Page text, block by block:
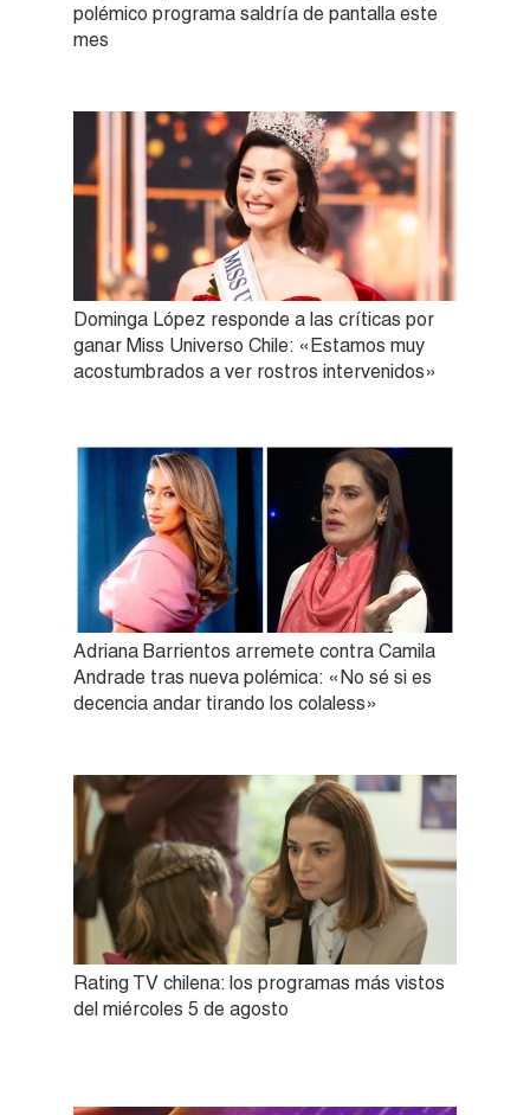
polémico programa saldría de pantalla este
mes
Dominga López responde a las críticas por
ganar Miss Universo Chile: «Estamos muy
acostumbrados a ver rostros intervenidos»
Adriana Barrientos arremete contra Camila
Andrade tras nueva polémica: «No sé si es
decencia andar tirando los colaless»
Rating TV chilena: los programas más vistos
del miércoles 5 de agosto